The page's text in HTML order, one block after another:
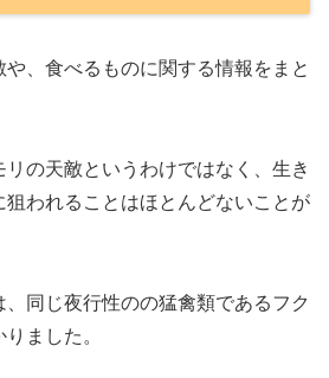
、食べるものに関する情報をまと
の天敵というわけではなく、生き
狙われることはほとんどないことが
同じ夜行性のの猛禽類であるフク
ました。